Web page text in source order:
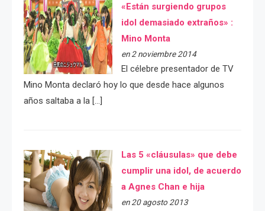
«Están surgiendo grupos
idol demasiado extraños» :
Mino Monta
en 2 noviembre 2014
El célebre presentador de TV
Mino Monta declaró hoy lo que desde hace algunos
años saltaba a la […]
Las 5 «cláusulas» que debe
cumplir una idol, de acuerdo
a Agnes Chan e hija
en 20 agosto 2013